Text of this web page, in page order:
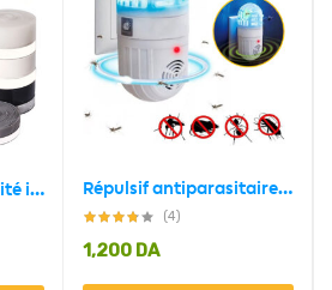
3M Bande d’étanchéité insonorisante anti-poussière,Auto-Adhésive pour le bas des portes Répulsif antiparasitaire ultrasonique 2en1 et zapper d’insectes
(4)
1,200 DA